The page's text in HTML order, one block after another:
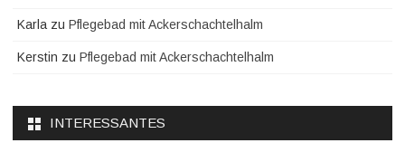
Karla zu Pflegebad mit Ackerschachtelhalm
Kerstin zu Pflegebad mit Ackerschachtelhalm
INTERESSANTES